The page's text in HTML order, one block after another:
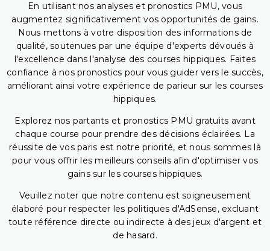
En utilisant nos analyses et pronostics PMU, vous
augmentez significativement vos opportunités de gains.
Nous mettons à votre disposition des informations de
qualité, soutenues par une équipe d'experts dévoués à
l'excellence dans l'analyse des courses hippiques. Faites
confiance à nos pronostics pour vous guider vers le succès,
améliorant ainsi votre expérience de parieur sur les courses
hippiques.
Explorez nos partants et pronostics PMU gratuits avant
chaque course pour prendre des décisions éclairées. La
réussite de vos paris est notre priorité, et nous sommes là
pour vous offrir les meilleurs conseils afin d'optimiser vos
gains sur les courses hippiques.
Veuillez noter que notre contenu est soigneusement
élaboré pour respecter les politiques d'AdSense, excluant
toute référence directe ou indirecte à des jeux d'argent et
de hasard.